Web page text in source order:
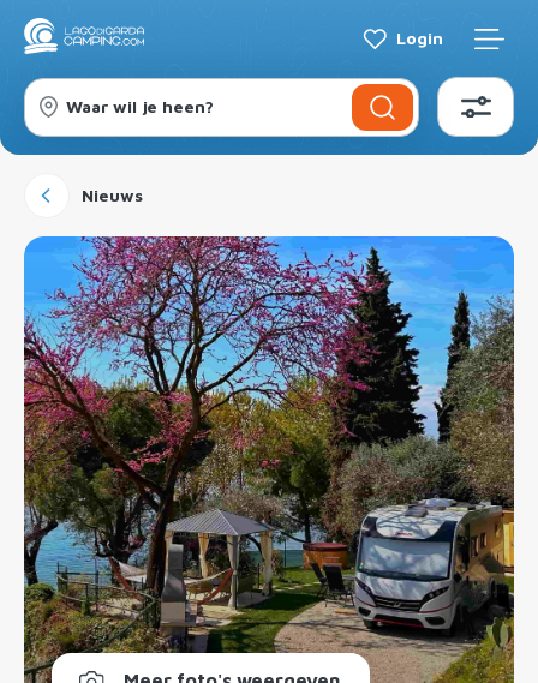
Login
Waar wil je heen?
Nieuws